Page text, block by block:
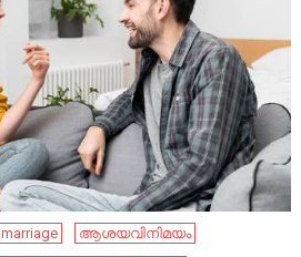
marriage
ആശയവിനിമയം